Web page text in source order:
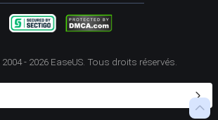

  
2004 - 2026EaseUS. Tous droits réservés.
